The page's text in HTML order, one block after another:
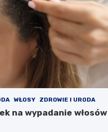
WŁOSY ZDROWIE I URODA
na wypadanie włosów